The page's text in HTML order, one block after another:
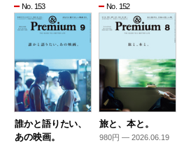
No. 153
誰かと語りたい、
あの映画。
No. 152
旅と、本と。
980円 — 2026.06.19